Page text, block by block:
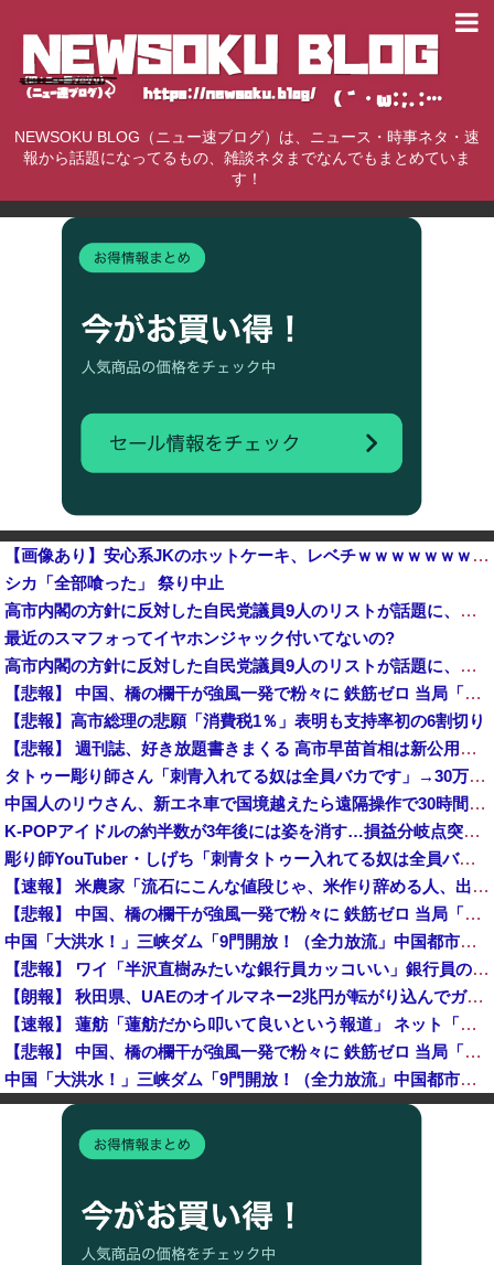
NEWSOKU BLOG（ニュー速ブログ）は、ニュース・時事ネタ・速
報から話題になってるもの、雑談ネタまでなんでもまとめていま
す！
【画像あり】安心系JKのホットケーキ、レベチｗｗｗｗｗｗｗｗｗｗｗｗｗｗｗｗｗｗｗｗｗｗｗｗ
シカ「全部喰った」 祭り中止
高市内閣の方針に反対した自民党議員9人のリストが話題に、「岩屋はどこへ行った？」との指摘もあるが……他
最近のスマフォってイヤホンジャック付いてないの?
高市内閣の方針に反対した自民党議員9人のリストが話題に、「岩屋はどこへ行った？」との指摘もあるが……
【悲報】 中国、橋の欄干が強風一発で粉々に 鉄筋ゼロ 当局「接着剤でくっつけただけ」「正常で、品質問題はない」
【悲報】高市総理の悲願「消費税1％」表明も支持率初の6割切り
【悲報】 週刊誌、好き放題書きまくる 高市早苗首相は新公用車の贅を尽くした後部座席でたばこを吸うのが至福の時間「どんどん延びる乗車時間」
タトゥー彫り師さん「刺青入れてる奴は全員バカです」→30万再生ｗｗｗｗｗｗ
中国人のリウさん、新エネ車で国境越えたら遠隔操作で30時間ロックされる！
K-POPアイドルの約半数が3年後には姿を消す…損益分岐点突破は4％未満
彫り師YouTuber・しげち「刺青タトゥー入れてる奴は全員バカです」「すごい民度低い」「5000円好きなんすよ、バカって」
【速報】 米農家「流石にこんな値段じゃ、米作り辞める人、出るんじゃないかなあ？？」
【悲報】 中国、橋の欄干が強風一発で粉々に 鉄筋ゼロ 当局「接着剤でくっつけただけ」「正常で、品質問題はない」
中国「大洪水！」三峡ダム「9門開放！（全力放流」中国都市「三峡沿線の道路水没」中国政府「高速道路封鎖！」中国ダム「緊急放流に合わせて開門（土砂崩れ発生」→
【悲報】 ワイ「半沢直樹みたいな銀行員カッコいい」銀行員の友人「あんな奴居ねえよ」
【朗報】 秋田県、UAEのオイルマネー2兆円が転がり込んでガチで東北最強になるぞｗｗｗｗｗｗｗ
【速報】 蓮舫「蓮舫だから叩いて良いという報道」 ネット「高市だから叩いて良いをやってるのがお前だろ」
【悲報】 中国、橋の欄干が強風一発で粉々に 鉄筋ゼロ 当局「接着剤でくっつけただけ」「正常で、品質問題はない」
中国「大洪水！」三峡ダム「9門開放！（全力放流」中国都市「三峡沿線の道路水没」中国政府「高速道路封鎖！」中国ダム「緊急放流に合わせて開門（土砂崩れ発生」→
石破茂前総理「ウクライナが核放棄しなければロシア侵攻しなかった」！
佐藤二朗、橋本愛との騒動で主演映画が完全白紙へｗｗｗｗｗ